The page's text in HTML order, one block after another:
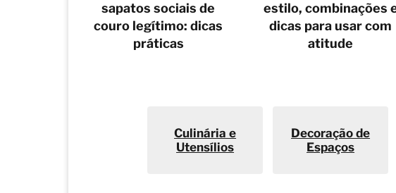
sapatos sociais de
couro legítimo: dicas
práticas
estilo, combinações
dicas para usar com
atitude
Culinária e
Utensílios
Decoração de
Espaços